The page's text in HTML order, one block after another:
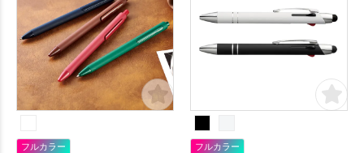
フルカラー フルカラー